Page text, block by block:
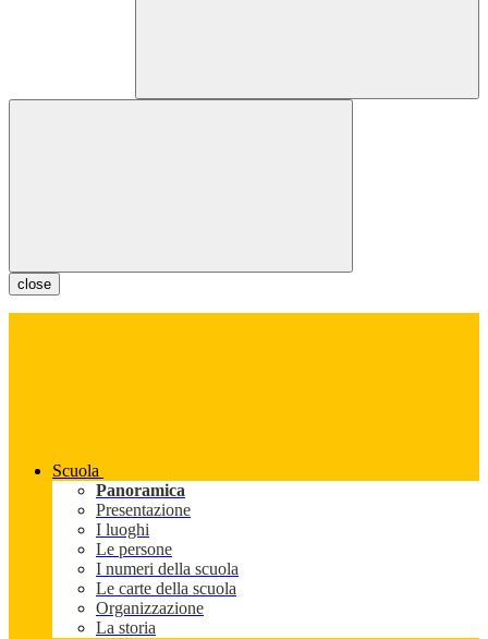
close
Scuola
Panoramica
Presentazione
I luoghi
Le persone
I numeri della scuola
Le carte della scuola
Organizzazione
La storia